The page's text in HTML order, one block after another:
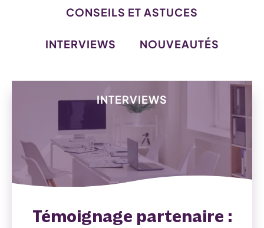
CONSEILS ET ASTUCES
INTERVIEWS NOUVEAUTÉS
INTERVIEWS
Témoignage partenaire :